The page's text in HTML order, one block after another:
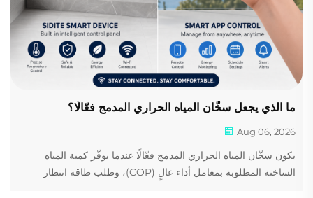
ما الذي يجعل سخّان المياه الحراري المدمج فعّالًا؟
Aug 06, 2026
يكون سخّان المياه الحراري المدمج فعّالًا عندما يوفّر كمية المياه
الساخنة المطلوبة بمعامل أداء عالٍ (COP)، وطلب طاقة انتظار